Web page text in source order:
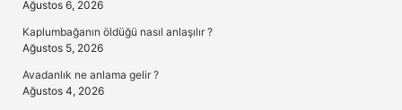
Ağustos 6, 2026
Kaplumbağanın öldüğü nasıl anlaşılır ?
Ağustos 5, 2026
Avadanlık ne anlama gelir ?
Ağustos 4, 2026